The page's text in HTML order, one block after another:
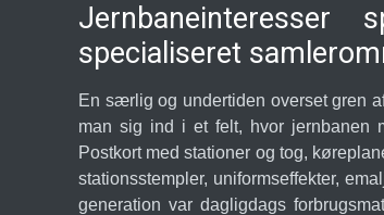
specialiseret
En særlig og undertiden overset gren
man sig ind i et felt, hvor jernbanen
Postkort med stationer og tog,
stationsstempler, uniformseffekter,
generation var dagligdags